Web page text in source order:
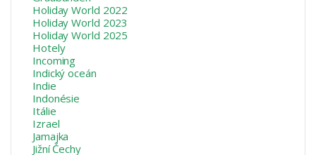
Holiday World 2022
Holiday World 2023
Holiday World 2025
Hotely
Incoming
Indický oceán
Indie
Indonésie
Itálie
Izrael
Jamajka
Jižní Čechy